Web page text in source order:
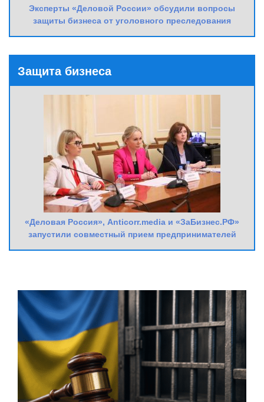
Эксперты «Деловой России» обсудили вопросы
защиты бизнеса от уголовного преследования
Защита бизнеса
«Деловая Россия», Anticorr.media и «ЗаБизнес.РФ»
запустили совместный прием предпринимателей